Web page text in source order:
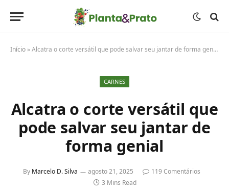
Início »Alcatra o corte versátil que pode salvar seu jantar de forma genial
CARNES
Alcatra o corte versátil que
pode salvar seu jantar de
forma genial
By Marcelo D. Silva agosto 21, 2025
119 Comentários
3 Mins Read